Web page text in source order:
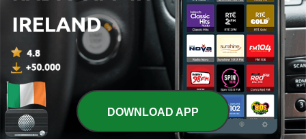
oraz Maciek Szczerba i samotny trek przez USA
13 Jul 2026
556 - Jak starzeć się w dobrym zdrowiu.
Fizjoterapeuta Marek Purczyński
06 Jul 2026
555 - Samiec Beta: przeglądając się w Filipe Chajzerze
przeglądamy się w Polsce
03 Jul 2026
DOWNLOAD APP